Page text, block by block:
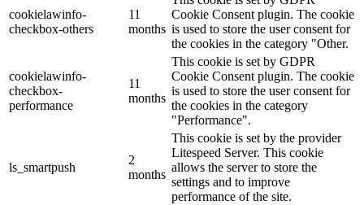
cookielawinfo-
checkbox-others
11
months
Cookie Consent plugin. The cookie
is used to store the user consent for
the cookies in the category "Other.
cookielawinfo-
checkbox-
performance
11
months
This cookie is set by GDPR
Cookie Consent plugin. The cookie
is used to store the user consent for
the cookies in the category
"Performance".
ls_smartpush
2
months
This cookie is set by the provider
Litespeed Server. This cookie
allows the server to store the
settings and to improve
performance of the site.